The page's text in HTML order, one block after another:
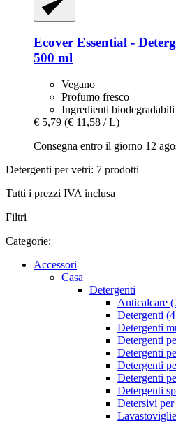
Ecover Essential -​
500 ml
Vegano
Profumo fresco
Ingredienti biodegradabili
€ 5,79 (€ 11,58 / L)
Consegna entro il giorno 12
Detergenti per vetri: 7 prodotti
Tutti i prezzi IVA inclusa
Filtri
Categorie:
Accessori
Casa
Detergenti
Anticalcare
Detergenti
Detergenti
Detergenti
Detergenti
Detergenti
Detergenti
Detergenti
Detersivi